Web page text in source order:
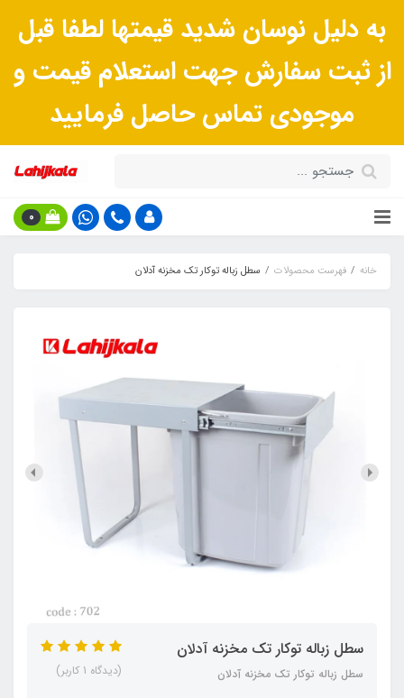
به دلیل نوسان شدید قیمتها لطفا قبل
از ثبت سفارش جهت استعلام قیمت و
موجودی تماس حاصل فرمایید
0
خانه فهرست محصولات سطل زباله توکار تک مخزنه آدلان
سطل زباله توکار تک مخزنه آدلان
سطل زباله توکار تک مخزنه آدلان (دیدگاه 1 کاربر)